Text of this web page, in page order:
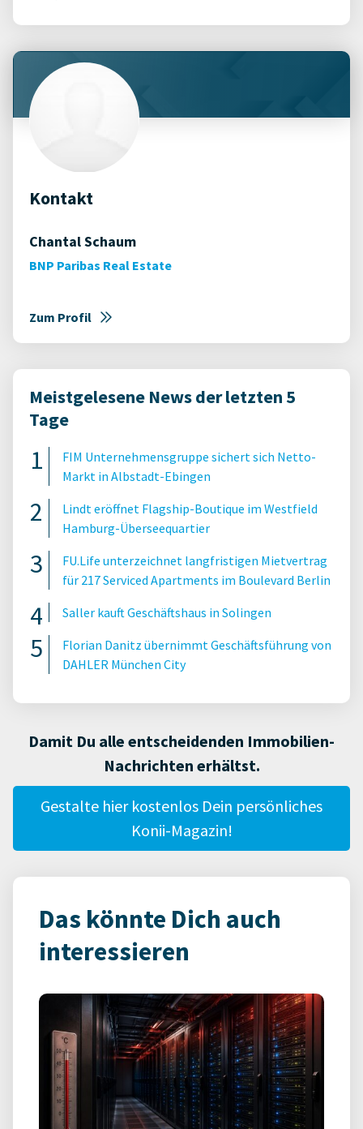
Kontakt
Chantal Schaum
BNP Paribas Real Estate
Zum Profil
Meistgelesene News der letzten 5
Tage
FIM Unternehmensgruppe sichert sich Netto-
Markt in Albstadt-Ebingen
Lindt eröffnet Flagship-Boutique im Westfield
Hamburg-Überseequartier
FU.Life unterzeichnet langfristigen Mietvertrag
für 217 Serviced Apartments im Boulevard Berlin
Saller kauft Geschäftshaus in Solingen
Florian Danitz übernimmt Geschäftsführung von
DAHLER München City
Damit Du alle entscheidenden Immobilien-
Nachrichten erhältst.
Gestalte hier kostenlos Dein persönliches
Konii-Magazin!
Das könnte Dich auch
interessieren